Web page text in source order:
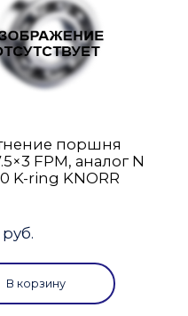
поршня
FРM, аналог N
K-ring KNORR
В корзину